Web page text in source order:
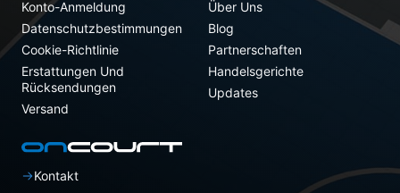
Konto-Anmeldung
Datenschutzbestimmungen
Cookie-Richtlinie
Erstattungen Und
Rücksendungen
Versand
Über Uns
Blog
Partnerschaften
Handelsgerichte
Updates
Kontakt